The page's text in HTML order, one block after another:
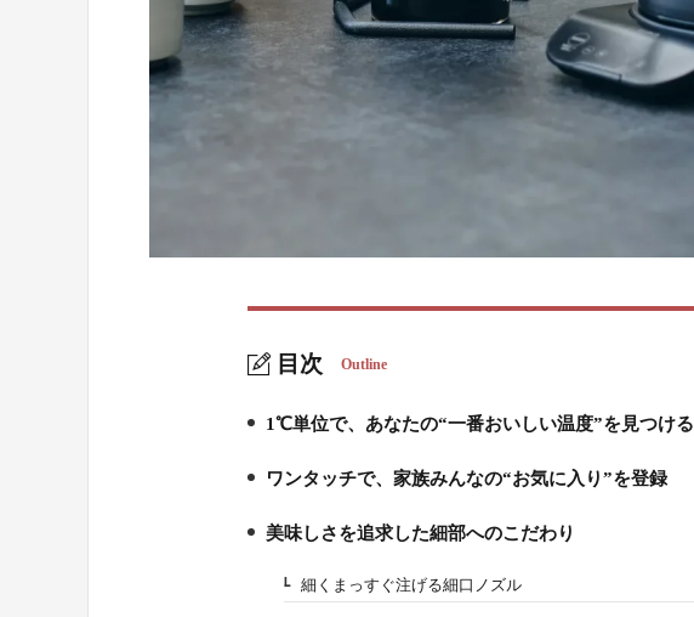
目次 Outline
1℃単位で、あなたの“一番おいしい温度”を見つける
ワンタッチで、家族みんなの“お気に入り”を登録
3.
美味しさを追求した細部へのこだわり
3-1.細くまっすぐ注げる細口ノズル